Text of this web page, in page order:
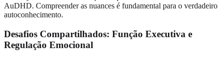
AuDHD. Compreender as nuances é fundamental para o verdadeiro
autoconhecimento.
Desafios Compartilhados: Função Executiva e
Regulação Emocional